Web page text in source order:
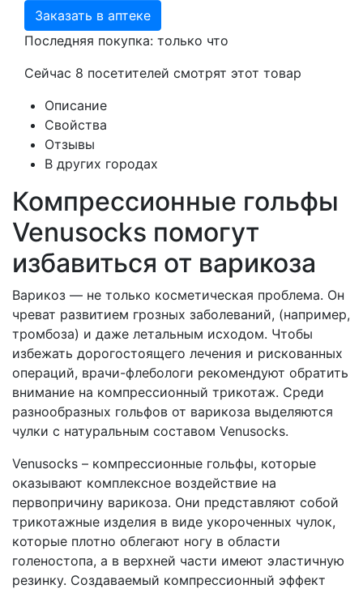
Заказать в аптеке
Последняя покупка: только что
Сейчас 8 посетителей смотрят этот товар
Описание
Свойства
Отзывы
В других городах
Компрессионные гольфы
Venusocks помогут
избавиться от варикоза
Варикоз — не только косметическая проблема. Он
чреват развитием грозных заболеваний, (например,
тромбоза) и даже летальным исходом. Чтобы
избежать дорогостоящего лечения и рискованных
операций, врачи-флебологи рекомендуют обратить
внимание на компрессионный трикотаж. Среди
разнообразных гольфов от варикоза выделяются
чулки с натуральным составом Venusocks.
Venusocks – компрессионные гольфы, которые
оказывают комплексное воздействие на
первопричину варикоза. Они представляют собой
трикотажные изделия в виде укороченных чулок,
которые плотно облегают ногу в области
голеностопа, а в верхней части имеют эластичную
резинку. Создаваемый компрессионный эффект